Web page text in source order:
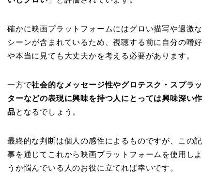
確かに映画プラットフォームにはグロい描写や過激な
シーンが含まれているため、視聴する前に自分の嗜好
や本当に見ても大丈夫かを考える必要があります。
一方で社会的なメッセージ性やグロテスク・スプラッ
ターなどの表現に興味を持つ人にとっては興味深い作
品となるでしょう。
最終的な判断は個人の感性によるものですが、この記
事を通じてこれから映画プラットフォームを使用しよ
うか悩んでいる人のお役に立てれば幸いです。